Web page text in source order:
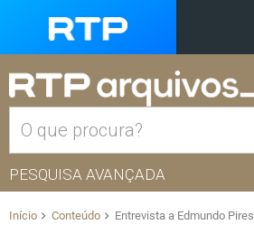
PESQUISA AVANÇADA
Início Conteúdo Entrevista a Edmundo Pires